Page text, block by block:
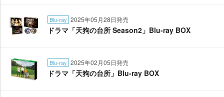
Blu-ray 2025年05月28日発売
ドラマ「天狗の台所 Season2」Blu-ray BOX
Blu-ray 2025年02月05日発売
ドラマ「天狗の台所」Blu-ray BOX